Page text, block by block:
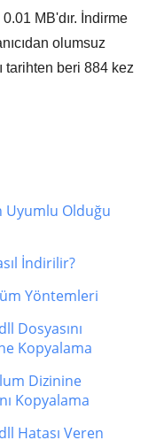
0.01 MB'dır. İndirme
olumsuz
tarihten beri 884 kez
Uyumlu Olduğu
İndirilir?
Yöntemleri
Dosyasını
Kopyalama
Dizinine
Kopyalama
Hatası Veren